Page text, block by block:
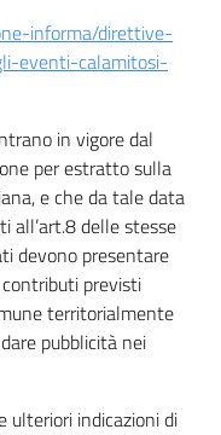
informa/direttive-
eventi-calamitosi-
in vigore dal
per estratto sulla
e che da tale data
all’art.8 delle stesse
devono presentare
previsti
territorialmente
pubblicità nei
ulteriori indicazioni di